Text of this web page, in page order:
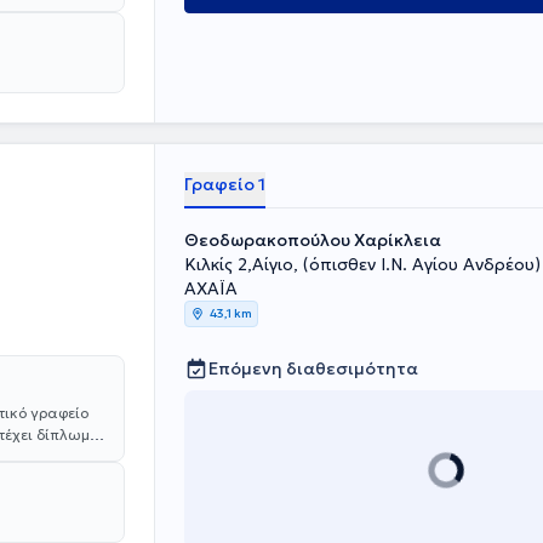
Αγωγή και
γραφείο
δίπλωμα
το 5ετές
Γραφείο 1
Θεοδωρακοπούλου Χαρίκλεια
Κιλκίς 2,Αίγιο, (όπισθεν Ι.Ν. Αγίου Ανδρέου)
ΑΧΑΪΑ
43,1 km
Επόμενη διαθεσιμότητα